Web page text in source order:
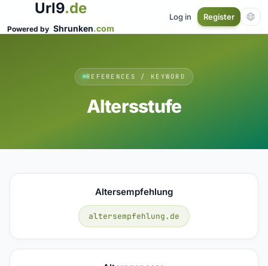
Url9.de
Powered by Shrunken.com
Log in Register
REFERENCES / KEYWORD
Altersstufe
Altersempfehlung
altersempfehlung.de